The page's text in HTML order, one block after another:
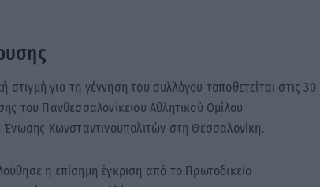
για τη γέννηση του συλλόγου τοποθετείται στις 30
του Πανθεσσαλονίκειου Αθλητικού Ομίλου
Κωνσταντινουπολιτών στη Θεσσαλονίκη.
η επίσημη έγκριση από το Πρωτοδικείο